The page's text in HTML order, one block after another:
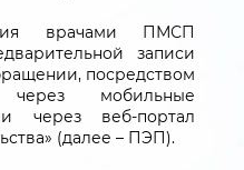
врачами ПМСП
записи
посредством
мобильные
через веб-портал
(далее – ПЭП).